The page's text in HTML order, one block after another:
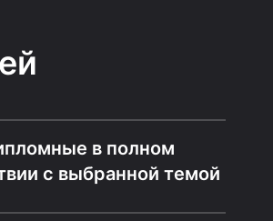
в полном
с выбранной темой